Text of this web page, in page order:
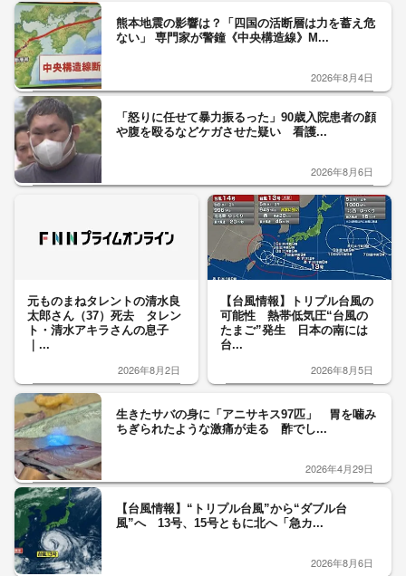
熊本地震の影響は？「四国の活断層は力を蓄え危
ない」 専門家が警鐘《中央構造線》M...
2026年8月4日
「怒りに任せて暴力振るった」90歳入院患者の顔
や腹を殴るなどケガさせた疑い 看護...
2026年8月6日
元ものまねタレントの清水良
太郎さん（37）死去 タレン
ト・清水アキラさんの息子
｜...
2026年8月2日
【台風情報】トリプル台風の
可能性 熱帯低気圧“台風の
たまご”発生 日本の南には
台...
2026年8月5日
生きたサバの身に「アニサキス97匹」 胃を噛み
ちぎられたような激痛が走る 酢でし...
2026年4月29日
【台風情報】“トリプル台風”から“ダブル台
風”へ 13号、15号ともに北へ「急カ...
2026年8月6日